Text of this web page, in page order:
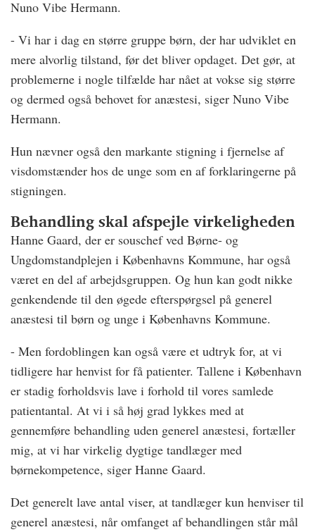
Nuno Vibe Hermann.
- Vi har i dag en større gruppe børn, der har udviklet en
mere alvorlig tilstand, før det bliver opdaget. Det gør, at
problemerne i nogle tilfælde har nået at vokse sig større
og dermed også behovet for anæstesi, siger Nuno Vibe
Hermann.
Hun nævner også den markante stigning i fjernelse af
visdomstænder hos de unge som en af forklaringerne på
stigningen.
Behandling skal afspejle virkeligheden
Hanne Gaard, der er souschef ved Børne- og
Ungdomstandplejen i Københavns Kommune, har også
været en del af arbejdsgruppen. Og hun kan godt nikke
genkendende til den øgede efterspørgsel på generel
anæstesi til børn og unge i Københavns Kommune.
- Men fordoblingen kan også være et udtryk for, at vi
tidligere har henvist for få patienter. Tallene i København
er stadig forholdsvis lave i forhold til vores samlede
patientantal. At vi i så høj grad lykkes med at
gennemføre behandling uden generel anæstesi, fortæller
mig, at vi har virkelig dygtige tandlæger med
børnekompetence, siger Hanne Gaard.
Det generelt lave antal viser, at tandlæger kun henviser til
generel anæstesi, når omfanget af behandlingen står mål